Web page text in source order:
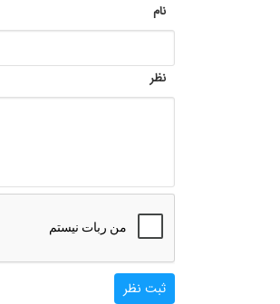
نام
نظر
ثبت نظر